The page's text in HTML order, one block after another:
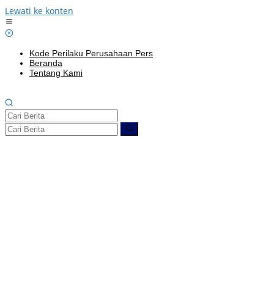
Lewati ke konten
Kode Perilaku Perusahaan Pers
Beranda
Tentang Kami